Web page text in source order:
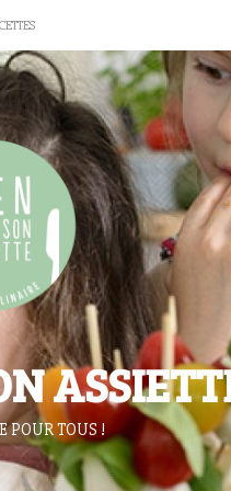
POUR TOUS !